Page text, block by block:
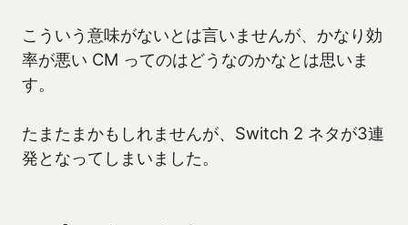
こういう意味がないとは言いませんが、かなり効
率が悪い CM ってのはどうなのかなとは思いま
す。
たまたまかもしれませんが、Switch 2 ネタが3連
発となってしまいました。